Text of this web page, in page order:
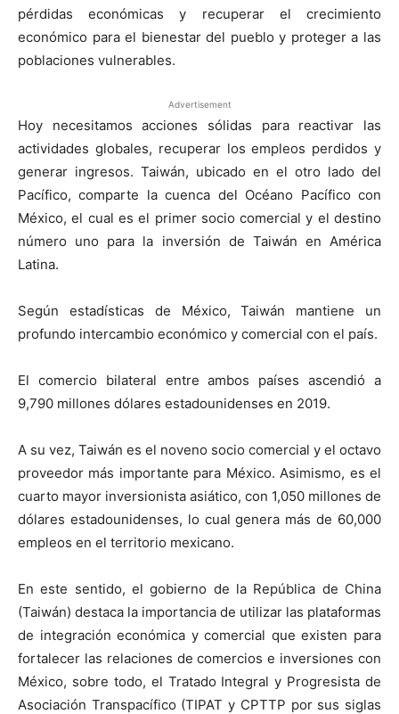
pérdidas económicas y recuperar el crecimiento
económico para el bienestar del pueblo y proteger a las
poblaciones vulnerables.
Advertisement
Hoy necesitamos acciones sólidas para reactivar las
actividades globales, recuperar los empleos perdidos y
generar ingresos. Taiwán, ubicado en el otro lado del
Pacífico, comparte la cuenca del Océano Pacífico con
México, el cual es el primer socio comercial y el destino
número uno para la inversión de Taiwán en América
Latina.
Según estadísticas de México, Taiwán mantiene un
profundo intercambio económico y comercial con el país.
El comercio bilateral entre ambos países ascendió a
9,790 millones dólares estadounidenses en 2019.
A su vez, Taiwán es el noveno socio comercial y el octavo
proveedor más importante para México. Asimismo, es el
cuarto mayor inversionista asiático, con 1,050 millones de
dólares estadounidenses, lo cual genera más de 60,000
empleos en el territorio mexicano.
En este sentido, el gobierno de la República de China
(Taiwán) destaca la importancia de utilizar las plataformas
de integración económica y comercial que existen para
fortalecer las relaciones de comercios e inversiones con
México, sobre todo, el Tratado Integral y Progresista de
Asociación Transpacífico (TIPAT y CPTTP por sus siglas